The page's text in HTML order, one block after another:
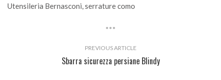
Utensileria Bernasconi, serrature como
PREVIOUS ARTICLE
Sbarra sicurezza persiane Blindy